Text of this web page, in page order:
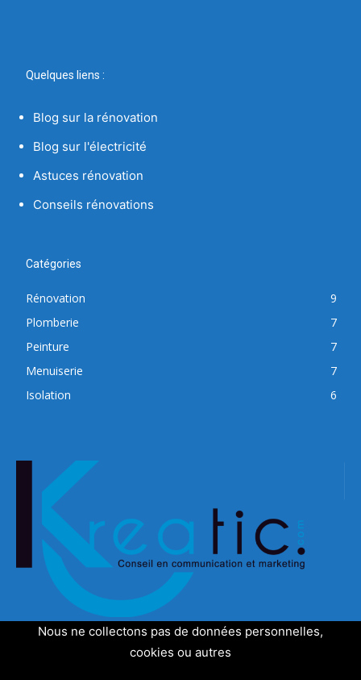
Quelques liens :
Blog sur la rénovation
Blog sur l'électricité
Astuces rénovation
Conseils rénovations
Catégories
Rénovation
9
Plomberie
7
Peinture
7
Menuiserie
7
Isolation
6
Nous ne collectons pas de données personnelles,
cookies ou autres